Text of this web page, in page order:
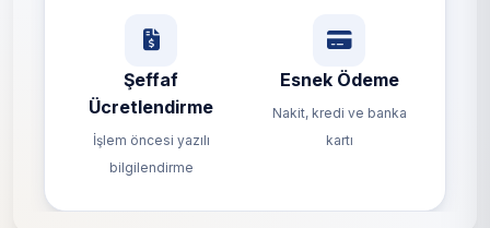
Şeffaf
Ücretlendirme
İşlem öncesi yazılı
bilgilendirme
Esnek Ödeme
Nakit, kredi ve banka
kartı